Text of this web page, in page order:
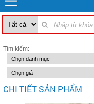
Tìm kiếm:
CHI TIẾT SẢN PHẨM